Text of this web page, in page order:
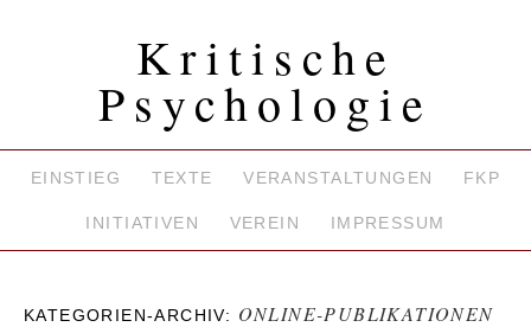
Kritische
Psychologie
EINSTIEG TEXTE VERANSTALTUNGEN FKP
INITIATIVEN VEREIN IMPRESSUM
KATEGORIEN-ARCHIV: ONLINE-PUBLIKATIONEN